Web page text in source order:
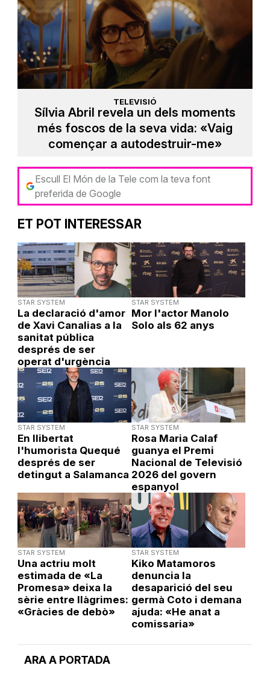
ARA A PORTADA
TELEVISIÓ
Sílvia Abril revela un dels moments
més foscos de la seva vida: «Vaig
començar a autodestruir-me»
Escull El Món de la Tele com la teva font
preferida de Google
ET POT INTERESSAR
STAR SYSTEM
La declaració d'amor
de Xavi Canalias a la
sanitat pública
després de ser
operat d'urgència
STAR SYSTEM
Mor l'actor Manolo
Solo als 62 anys
STAR SYSTEM
En llibertat
l'humorista Quequé
després de ser
detingut a Salamanca
STAR SYSTEM
Rosa Maria Calaf
guanya el Premi
Nacional de Televisió
2026 del govern
espanyol
STAR SYSTEM
Una actriu molt
estimada de «La
Promesa» deixa la
sèrie entre llàgrimes:
«Gràcies de debò»
STAR SYSTEM
Kiko Matamoros
denuncia la
desaparició del seu
germà Coto i demana
ajuda: «He anat a
comissaria»